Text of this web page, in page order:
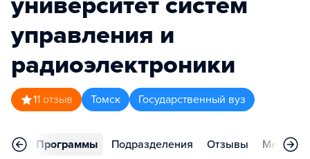
управления и
радиоэлектроники
11 отзыв Томск Государственный вуз
Программы Подразделения Отзывы